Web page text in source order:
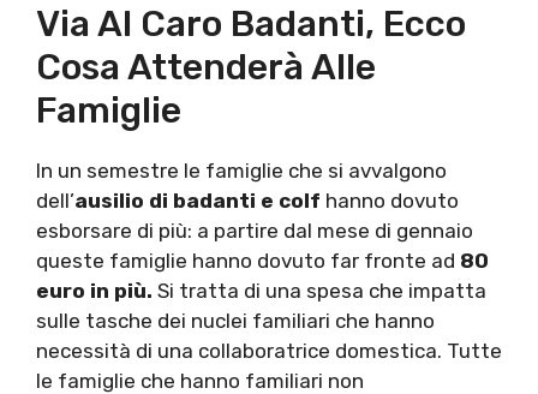
Via Al Caro Badanti, Ecco
Cosa Attenderà Alle
Famiglie
In un semestre le famiglie che si avvalgono
dell’ausilio di badanti e colf hanno dovuto
esborsare di più: a partire dal mese di gennaio
queste famiglie hanno dovuto far fronte ad 80
euro in più. Si tratta di una spesa che impatta
sulle tasche dei nuclei familiari che hanno
necessità di una collaboratrice domestica. Tutte
le famiglie che hanno familiari non